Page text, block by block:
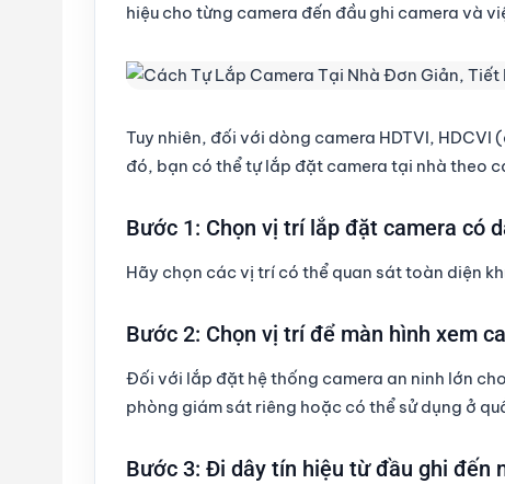
hiệu cho từng camera đến đầu ghi camera và
Tuy nhiên, đối với dòng camera HDTVI,
đó, bạn có thể tự lắp đặt camera tại nhà theo
Bước 1: Chọn vị trí lắp đặt camera có
Hãy chọn các vị trí có thể quan sát toàn diện
Bước 2: Chọn vị trí để màn hình xem
Đối với lắp đặt hệ thống camera an ninh lớn
phòng giám sát riêng hoặc có thể sử dụng ở
Bước 3: Đi dây tín hiệu từ đầu ghi đến